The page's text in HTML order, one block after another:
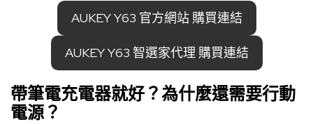
AUKEY Y63 官方網站 購買連結
AUKEY Y63 智選家代理 購買連結
帶筆電充電器就好？為什麼還需要行動
電源？